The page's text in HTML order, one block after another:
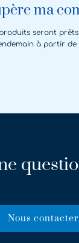
ma
seront prêts
à partir de
Nous contacter